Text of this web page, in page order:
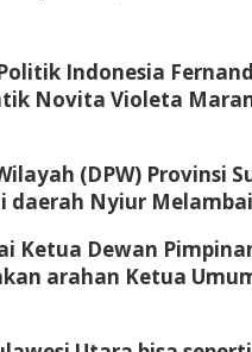
Indonesia
Novita Violeta
(DPW) Provinsi
Nyiur
Dewan
arahan Ketua